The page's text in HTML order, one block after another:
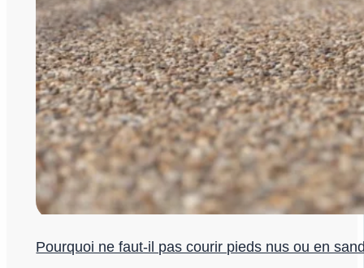
Pourquoi ne faut-il pas courir pieds nus ou en